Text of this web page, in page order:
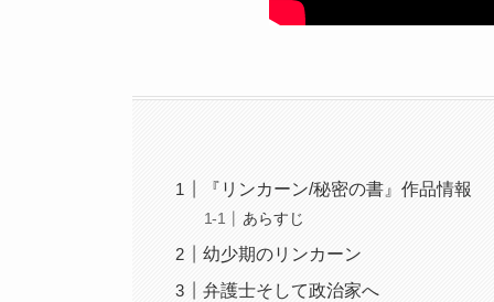
『リンカーン/秘密の書』作品情報
あらすじ
幼少期のリンカーン
弁護士そして政治家へ